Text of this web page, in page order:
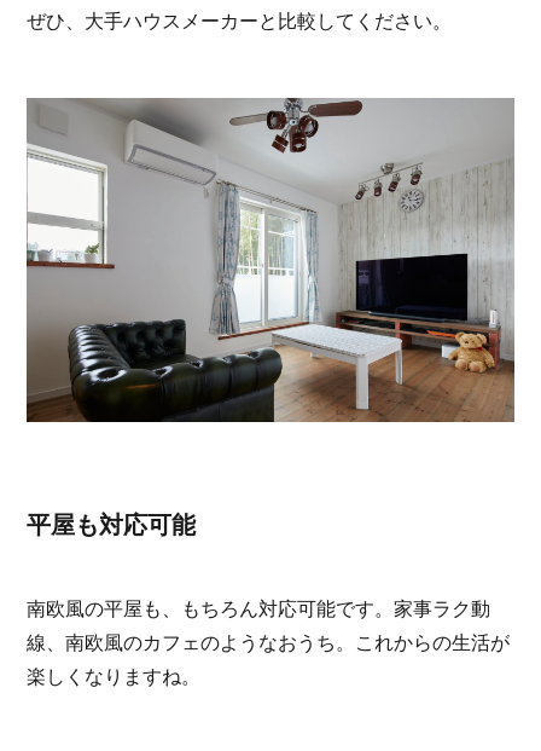
ぜひ、大手ハウスメーカーと比較してください。
平屋も対応可能
南欧風の平屋も、もちろん対応可能です。家事ラク動
線、南欧風のカフェのようなおうち。これからの生活が
楽しくなりますね。